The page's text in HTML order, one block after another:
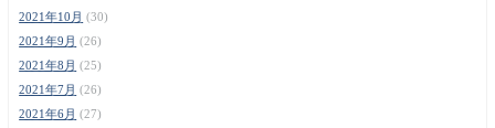
2021年10月 (30)
2021年9月 (26)
2021年8月 (25)
2021年7月 (26)
2021年6月 (27)